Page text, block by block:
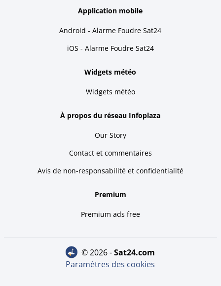
Application mobile
Android - Alarme Foudre Sat24
iOS - Alarme Foudre Sat24
Widgets météo
Widgets météo
À propos du réseau Infoplaza
Our Story
Contact et commentaires
Avis de non-responsabilité et confidentialité
Premium
Premium ads free
© 2026 - sat24.com
Paramètres des cookies